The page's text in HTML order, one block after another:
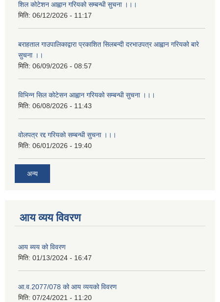
शिल कोटेशन आह्वान गरियको सम्बन्धी सुचना ।।।
मिति: 06/12/2026 - 11:17
बराहताल गाउपालिकाद्वारा प्रकाशित सिलबन्दी दरभाउपत्र आह्वान गरियको बारे
सुचना ।।
मिति: 06/09/2026 - 08:57
विभिन्न सिल कोटेसन आह्वान गरियको सम्बन्धी सुचना ।।।
मिति: 06/08/2026 - 11:43
वोलपत्र रद्द गरियको सम्बन्धी सुचना ।।।
मिति: 06/01/2026 - 19:40
अन्य
आय व्यय विवरण
आय ब्यय को विवरण
मिति: 01/13/2024 - 16:47
आ.व.2077/078 को आय व्ययको विवरण
मिति: 07/24/2021 - 11:20